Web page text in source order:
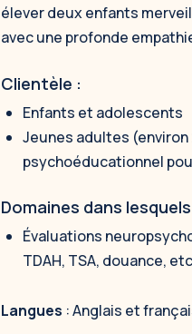
élever deux enfants
avec une profonde
Clientèle :
Enfants et adolescents
Jeunes adultes (environ
psychoéducationnel
Domaines dans
Évaluations
TDAH, TSA, douance,
Langues : Anglais et